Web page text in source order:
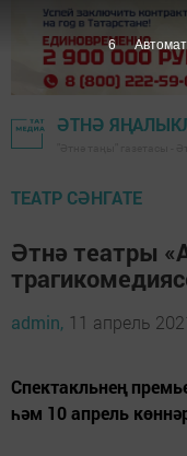
ӘТНӘ
ТЕАТР СӘНГАТЕ
Әтнә театры
admin, 11 апрель
Спектакльнең
һәм 10 апрель
5